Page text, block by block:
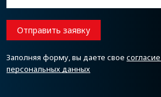
Отправить заявку
Заполняя форму, вы даете свое
персональных данных